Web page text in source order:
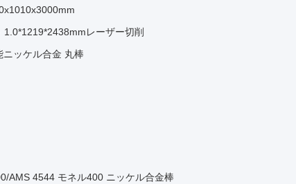
レーザー切削
ッケル合金 丸棒
AMS 4544 モネル400 ニッケル合金棒